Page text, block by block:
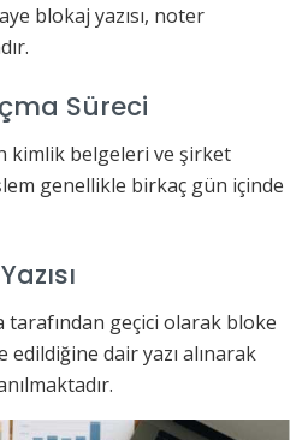
blokaj yazısı, noter
Süreci
kimlik belgeleri ve şirket
genellikle birkaç gün içinde
tarafından geçici olarak bloke
dair yazı alınarak